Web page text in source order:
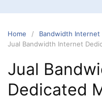
Home
Bandwidth Internet
Jual Bandwidth Internet
Jual
Dedicated